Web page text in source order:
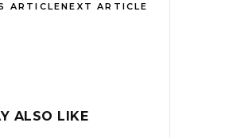
ARTICLENEXT ARTICLE
ALSO LIKE